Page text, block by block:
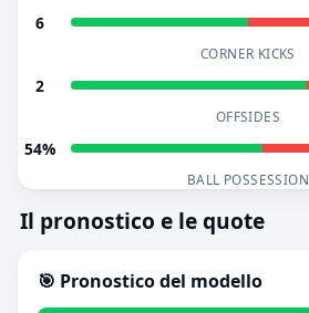
6
CORNER KICKS
2
OFFSIDES
54%
BALL POSSESSION
Il pronostico e le quote
🎯 Pronostico del modello